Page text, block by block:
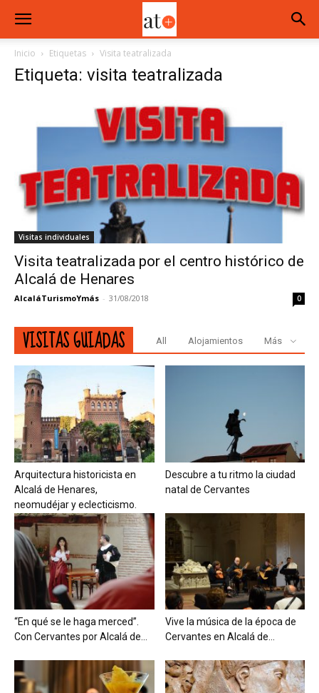
Inicio Etiquetas Visita teatralizada
Etiqueta: visita teatralizada
Visitas individuales
Visita teatralizada por el centro histórico de
Alcalá de Henares
AlcaláTurismoYmás - 31/08/2018 0
VISITAS GUIADAS All Alojamientos Más
Arquitectura historicista en
Alcalá de Henares,
neomudéjar y eclecticismo.
Descubre a tu ritmo la ciudad
natal de Cervantes
“En qué se le haga merced”.
Con Cervantes por Alcalá de...
Vive la música de la época de
Cervantes en Alcalá de...